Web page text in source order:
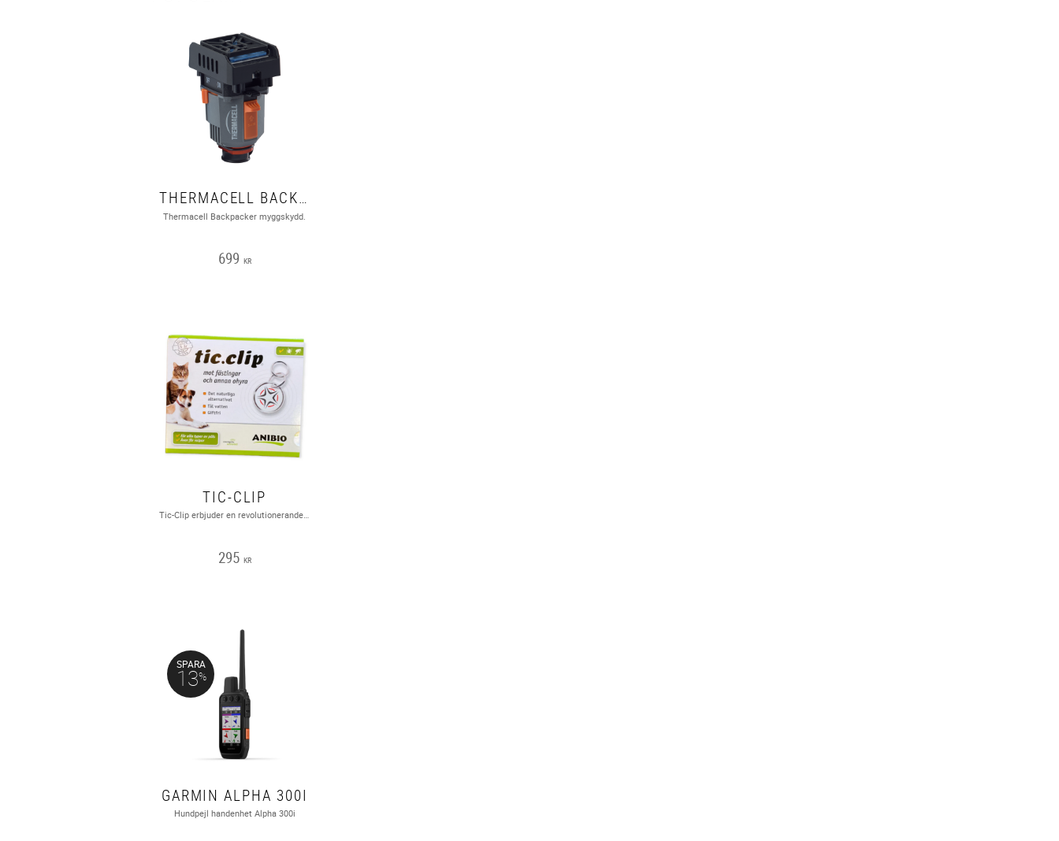
THERMACELL BACKPACKER
Thermacell Backpacker myggskydd.
699 KR
TIC-CLIP
295 KR
GARMIN ALPHA 300I
Hundpejl handenhet Alpha 300i
SPARA
13%